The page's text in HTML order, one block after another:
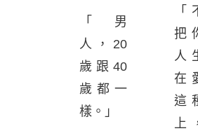
「男
人，20
歲跟40
歲都一
樣。」
「
把
人
在
這
上